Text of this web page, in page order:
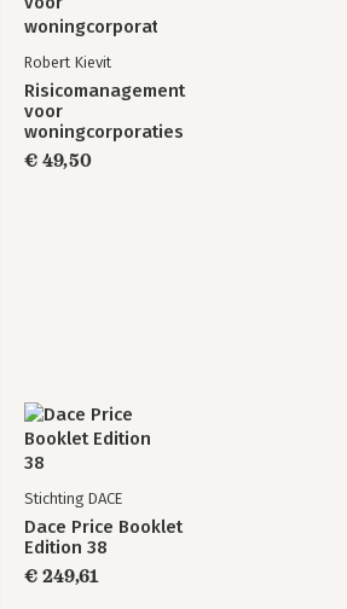
Robert Kievit
Risicomanagement
voor
woningcorporaties
€ 49,50
Stichting DACE
Dace Price Booklet
Edition 38
€ 249,61